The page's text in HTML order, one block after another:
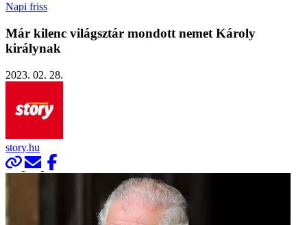
Napi friss
Már kilenc világsztár mondott nemet Károly
királynak
2023. 02. 28.
story.hu